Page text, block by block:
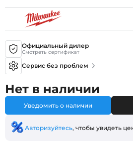
Официальный дилер
Смотреть сертификат
Сервис без проблем
Нет в наличии
Уведомить о наличии
Авторизуйтесь, чтобы увидеть